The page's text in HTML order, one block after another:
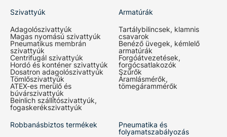
Szivattyúk
Adagolószivattyúk
Magas nyomású szivattyúk
Pneumatikus membrán
szivattyúk
Centrifugál szivattyúk
Hordó és konténer szivattyúk
Dosatron adagolószivattyúk
Tömlőszivattyúk
ATEX-es merülő és
búvárszivattyúk
Beinlich szállítószivattyúk,
fogaskerékszivattyúk
Armatúrák
Tartálybilincsek, klamnis
csavarok
Benéző üvegek, kémlelő
armatúrák
Forgóátvezetések,
forgócsatlakozók
Szűrők
Áramlásmérők,
tömegárammérők
Robbanásbiztos termékek
Pneumatika és
folyamatszabályozás